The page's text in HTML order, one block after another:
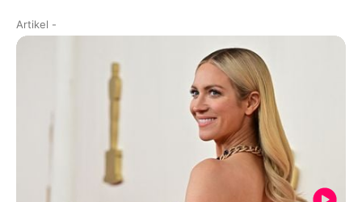
Artikel -